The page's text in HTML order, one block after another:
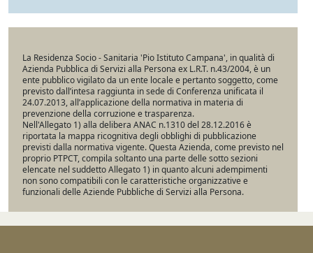
La Residenza Socio - Sanitaria 'Pio Istituto Campana', in qualità di
Azienda Pubblica di Servizi alla Persona ex L.R.T. n.43/2004, è un
ente pubblico vigilato da un ente locale e pertanto soggetto, come
previsto dall’intesa raggiunta in sede di Conferenza unificata il
24.07.2013, all’applicazione della normativa in materia di
prevenzione della corruzione e trasparenza.
Nell'Allegato 1) alla delibera ANAC n.1310 del 28.12.2016 è
riportata la mappa ricognitiva degli obblighi di pubblicazione
previsti dalla normativa vigente. Questa Azienda, come previsto nel
proprio PTPCT, compila soltanto una parte delle sotto sezioni
elencate nel suddetto Allegato 1) in quanto alcuni adempimenti
non sono compatibili con le caratteristiche organizzative e
funzionali delle Aziende Pubbliche di Servizi alla Persona.